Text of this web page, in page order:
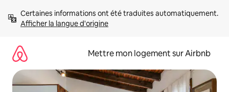
directement
Afficher la langue d'origine
Mettre mon logement sur Airbnb